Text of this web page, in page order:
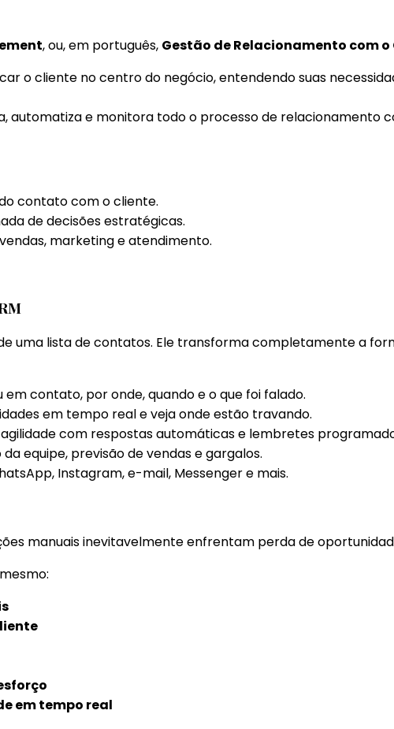
, ou, em português, Gestão de Relacionamento com
o cliente no centro do negócio, entendendo suas
automatiza e monitora todo o processo de relacionamento
contato com o cliente.
de decisões estratégicas.
marketing e atendimento.
uma lista de contatos. Ele transforma completamente a
em contato, por onde, quando e o que foi falado.
em tempo real e veja onde estão travando.
com respostas automáticas e lembretes
equipe, previsão de vendas e gargalos.
Instagram, e-mail, Messenger e mais.
manuais inevitavelmente enfrentam perda de
em tempo real